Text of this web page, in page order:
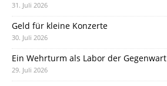
31. Juli 2026
Geld für kleine Konzerte
30. Juli 2026
Ein Wehrturm als Labor der Gegenwart
29. Juli 2026